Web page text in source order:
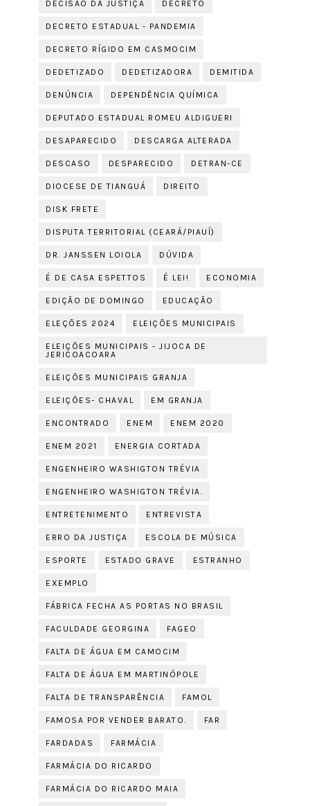
DECISÃO DA JUSTIÇA DECRETO
DECRETO ESTADUAL - PANDEMIA
DECRETO RÍGIDO EM CASMOCIM
DEDETIZADO DEDETIZADORA DEMITIDA
DENÚNCIA DEPENDÊNCIA QUÍMICA
DEPUTADO ESTADUAL ROMEU ALDIGUERI
DESAPARECIDO DESCARGA ALTERADA
DESCASO DESPARECIDO DETRAN-CE
DIOCESE DE TIANGUÁ DIREITO
DISK FRETE
DISPUTA TERRITORIAL (CEARÁ/PIAUÍ)
DR. JANSSEN LOIOLA DÚVIDA
É DE CASA ESPETTOS É LEI! ECONOMIA
EDIÇÃO DE DOMINGO EDUCAÇÃO
ELEÇÕES 2024 ELEIÇÕES MUNICIPAIS
ELEIÇÕES MUNICIPAIS - JIJOCA DE
JERICOACOARA
ELEIÇÕES MUNICIPAIS GRANJA
ELEIÇÕES- CHAVAL EM GRANJA
ENCONTRADO ENEM ENEM 2020
ENEM 2021 ENERGIA CORTADA
ENGENHEIRO WASHIGTON TRÉVIA
ENGENHEIRO WASHIGTON TRÉVIA.
ENTRETENIMENTO ENTREVISTA
ERRO DA JUSTIÇA ESCOLA DE MÚSICA
ESPORTE ESTADO GRAVE ESTRANHO
EXEMPLO
FÁBRICA FECHA AS PORTAS NO BRASIL
FACULDADE GEORGINA FAGEO
FALTA DE ÁGUA EM CAMOCIM
FALTA DE ÁGUA EM MARTINÓPOLE
FALTA DE TRANSPARÊNCIA FAMOL
FAMOSA POR VENDER BARATO. FAR
FARDADAS FARMÁCIA
FARMÁCIA DO RICARDO
FARMÁCIA DO RICARDO MAIA